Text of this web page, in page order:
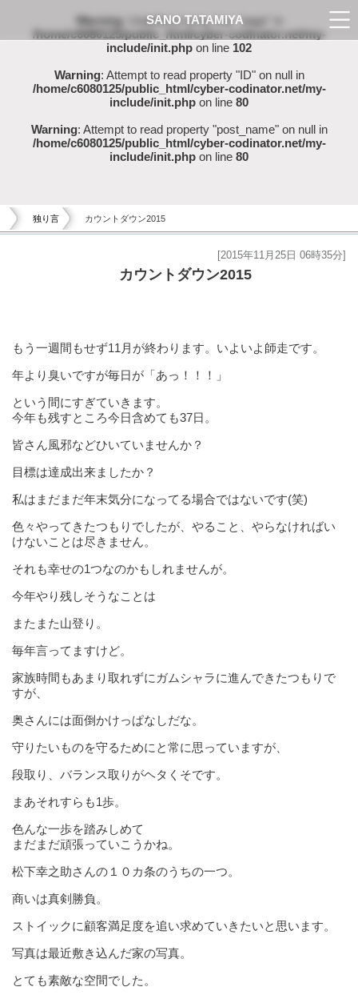
Warning: Undefined array key "page" in
/home/c6080125/public_html/cyber-codinator.net/my-
include/init.php on line 102
Warning: Attempt to read property "ID" on null in
/home/c6080125/public_html/cyber-codinator.net/my-
include/init.php on line 80
Warning: Attempt to read property "post_name" on null in
/home/c6080125/public_html/cyber-codinator.net/my-
include/init.php on line 80
独り言 カウントダウン2015
カウントダウン2015
[2015年11月25日 06時35分]
もう一週間もせず11月が終わります。いよいよ師走です。
年より臭いですが毎日が「あっ！！！」
という間にすぎていきます。
今年も残すところ今日含めても37日。
皆さん風邪などひいていませんか？
目標は達成出来ましたか？
私はまだまだ年末気分になってる場合ではないです(笑)
色々やってきたつもりでしたが、やること、やらなければい
けないことは尽きません。
それも幸せの1つなのかもしれませんが。
今年やり残しそうなことは
またまた山登り。
毎年言ってますけど。
家族時間もあまり取れずにガムシャラに進んできたつもりで
すが、
奥さんには面倒かけっぱなしだな。
守りたいものを守るためにと常に思っていますが、
段取り、バランス取りがヘタくそです。
まあそれすらも1歩。
色んな一歩を踏みしめて
まだまだ頑張っていこうかね。
松下幸之助さんの１０カ条のうちの一つ。
商いは真剣勝負。
ストイックに顧客満足度を追い求めていきたいと思います。
写真は最近敷き込んだ家の写真。
とても素敵な空間でした。
SANO TATAMIYA